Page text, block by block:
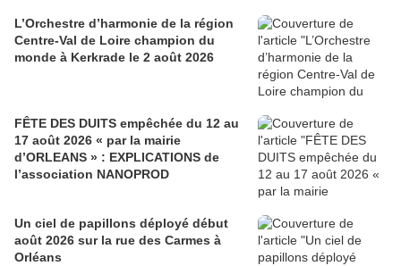
L’Orchestre d’harmonie de la région
Centre-Val de Loire champion du
monde à Kerkrade le 2 août 2026
FÊTE DES DUITS empêchée du 12 au
17 août 2026 « par la mairie
d’ORLEANS » : EXPLICATIONS de
l’association NANOPROD
Un ciel de papillons déployé début
août 2026 sur la rue des Carmes à
Orléans